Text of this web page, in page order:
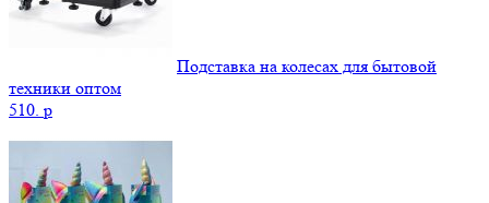
Подставка на колесах для бытовой
техники оптом
510. p